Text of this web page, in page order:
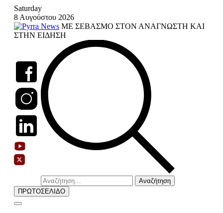
Skip
content
Saturday
8 Αυγούστου 2026
ΜΕ ΣΕΒΑΣΜΟ ΣΤΟΝ ΑΝΑΓΝΩΣΤΗ ΚΑΙ
ΣΤΗΝ ΕΙΔΗΣΗ
Αναζήτηση
για:
ΠΡΩΤΟΣΕΛΙΔΟ